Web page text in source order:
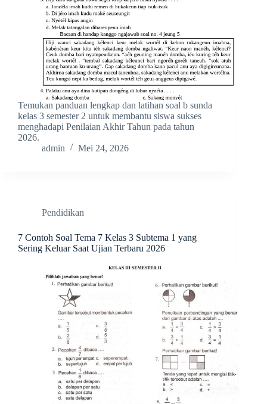
Temukan panduan lengkap dan latihan soal b sunda
kelas 3 semester 2 untuk membantu siswa sukses
menghadapi Penilaian Akhir Tahun pada tahun
2026.
admin
Mei 24, 2026
Pendidikan
7 Contoh Soal Tema 7 Kelas 3 Subtema 1 yang
Sering Keluar Saat Ujian Terbaru 2026